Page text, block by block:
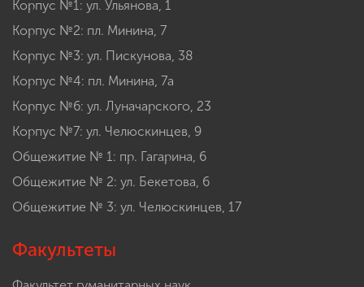
Корпус №1: ул. Ульянова, 1
Корпус №2: пл. Минина, 7
Корпус №3: ул. Пискунова, 38
Корпус №4: пл. Минина, 7а
Корпус №6: ул. Луначарского, 23
Корпус №7: ул. Челюскинцев, 9
Общежитие № 1: пр. Гагарина, 6
Общежитие № 2: ул. Бекетова, 6
Общежитие № 3: ул. Челюскинцев, 17
Факультеты